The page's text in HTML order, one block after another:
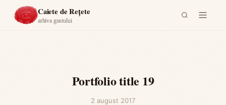
Caiete de Rețete
arhiva gustului
Acasă
Portfolio title 19
2 august 2017